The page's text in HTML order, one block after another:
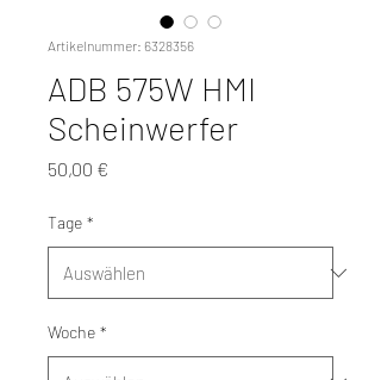
Artikelnummer: 6328356
ADB 575W HMI
Scheinwerfer
50,00 €
Tage *
Woche *